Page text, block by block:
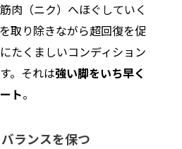
肉（ニク）へほぐしていく
取り除きながら超回復を促
たくましいコンディション
。それは強い脚をいち早く
ト。
ランスを保つ